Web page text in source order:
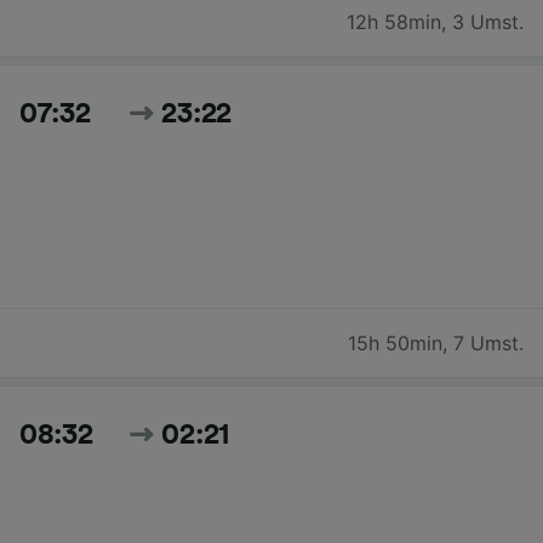
12h 58min, 3 Umst.
07:32 23:22
15h 50min, 7 Umst.
08:32 02:21